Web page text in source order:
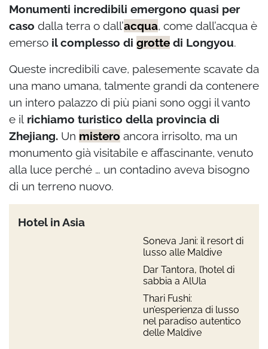
Monumenti incredibili emergono quasi per
caso dalla terra o dall’acqua, come dall’acqua è
emerso il complesso di grotte di Longyou.
Queste incredibili cave, palesemente scavate da
una mano umana, talmente grandi da contenere
un intero palazzo di più piani sono oggi il vanto
e il richiamo turistico della provincia di
Zhejiang. Un mistero ancora irrisolto, ma un
monumento già visitabile e affascinante, venuto
alla luce perché … un contadino aveva bisogno
di un terreno nuovo.
Hotel in Asia
Soneva Jani: il resort di
lusso alle Maldive
Dar Tantora, l’hotel di
sabbia a AlUla
Thari Fushi:
un’esperienza di lusso
nel paradiso autentico
delle Maldive